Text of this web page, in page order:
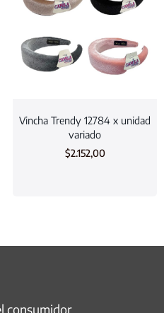
Vincha Trendy 12784 x unidad
variado
$2.152,00
consumidor